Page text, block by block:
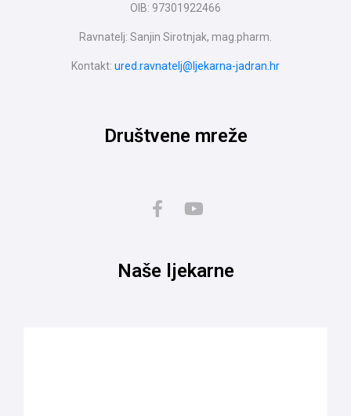
OIB: 97301922466
Ravnatelj: Sanjin Sirotnjak, mag.pharm.
Kontakt: ured.ravnatelj@ljekarna-jadran.hr
Društvene mreže
Naše ljekarne